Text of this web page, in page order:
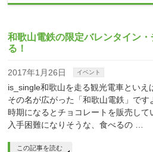
和歌山電鉄の限定バレンタイン
る！
2017年1月26日 イベント
is_single和歌山を走る観光電車といえ
その名が広がった「和歌山電鉄」で
時期になるとチョコレートを販売して
入手困難になりそうな、食べるの …
この記事を読む